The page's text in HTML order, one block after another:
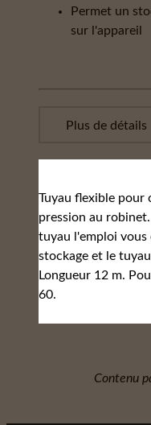
Permet un
sur l'appareil
Tuyau flexible pour
pression au
tuyau l'emploi vous
stockage et le
Longueur 12 m.
60.
Contenu